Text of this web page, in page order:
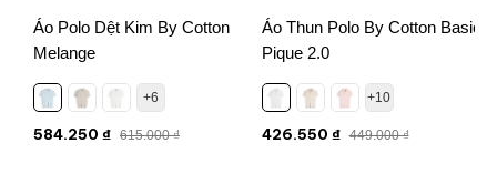
+6
Áo Polo Dệt Kim By Cotton
Melange
584.250 ₫ 615.000 ₫
+10
Áo Thun Polo By Cotton Basic
Pique 2.0
426.550 ₫ 449.000 ₫